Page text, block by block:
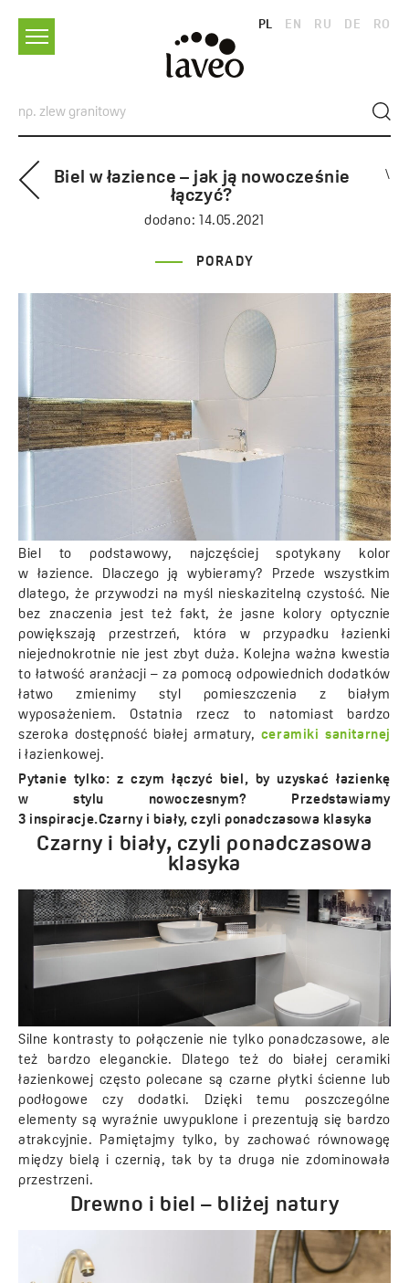
PL EN RU DE RO
Biel w łazience – jak ją nowocześnie
łączyć?
\
dodano: 14.05.2021
PORADY
Biel to podstawowy, najczęściej spotykany kolor
w łazience. Dlaczego ją wybieramy? Przede wszystkim
dlatego, że przywodzi na myśl nieskazitelną czystość. Nie
bez znaczenia jest też fakt, że jasne kolory optycznie
powiększają przestrzeń, która w przypadku łazienki
niejednokrotnie nie jest zbyt duża. Kolejna ważna kwestia
to łatwość aranżacji – za pomocą odpowiednich dodatków
łatwo zmienimy styl pomieszczenia z białym
wyposażeniem. Ostatnia rzecz to natomiast bardzo
szeroka dostępność białej armatury, ceramiki sanitarnej
i łazienkowej.
Pytanie tylko: z czym łączyć biel, by uzyskać łazienkę
w stylu nowoczesnym? Przedstawiamy
3 inspiracje.Czarny i biały, czyli ponadczasowa klasyka
Czarny i biały, czyli ponadczasowa
klasyka
Silne kontrasty to połączenie nie tylko ponadczasowe, ale
też bardzo eleganckie. Dlatego też do białej ceramiki
łazienkowej często polecane są czarne płytki ścienne lub
podłogowe czy dodatki. Dzięki temu poszczególne
elementy są wyraźnie uwypuklone i prezentują się bardzo
atrakcyjnie. Pamiętajmy tylko, by zachować równowagę
między bielą i czernią, tak by ta druga nie zdominowała
przestrzeni.
Drewno i biel – bliżej natury